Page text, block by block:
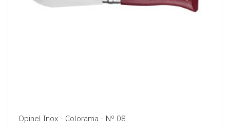
Opinel Inox - Colorama - Nº 08